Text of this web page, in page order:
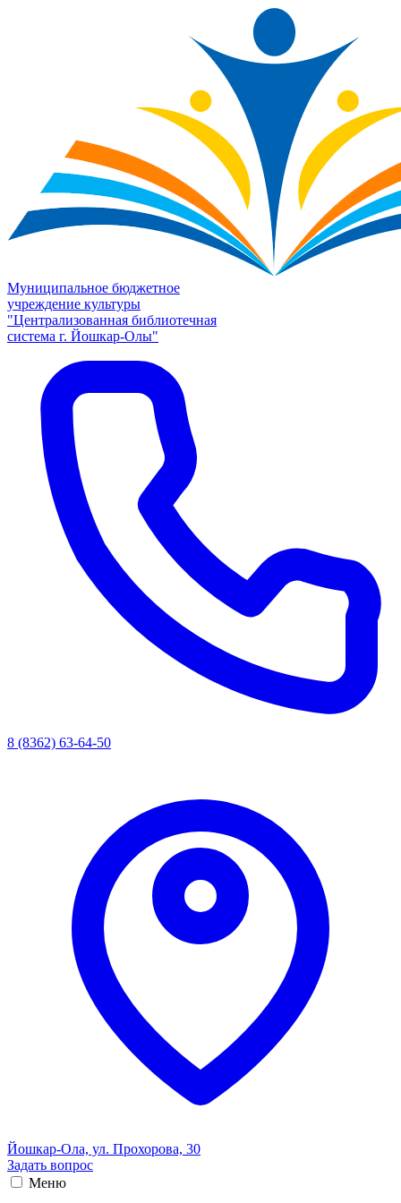
Муниципальное бюджетное
учреждение культуры
"Централизованная библиотечная
система г. Йошкар-Олы"
8 (8362) 63-64-50
Йошкар-Ола, ул. Прохорова, 30
Задать вопрос
Меню